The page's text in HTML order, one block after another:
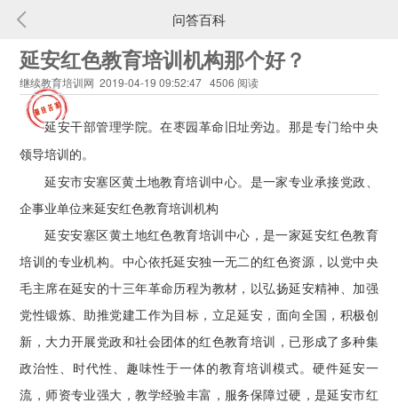
问答百科
延安红色教育培训机构那个好？
继续教育培训网 2019-04-19 09:52:47 4506 阅读
延安干部管理学院。在枣园革命旧址旁边。那是专门给中央
领导培训的。
延安市安塞区黄土地教育培训中心。是一家专业承接党政、
企事业单位来延安红色教育培训机构
延安安塞区黄土地红色教育培训中心，是一家延安红色教育
培训的专业机构。中心依托延安独一无二的红色资源，以党中央
毛主席在延安的十三年革命历程为教材，以弘扬延安精神、加强
党性锻炼、助推党建工作为目标，立足延安，面向全国，积极创
新，大力开展党政和社会团体的红色教育培训，已形成了多种集
政治性、时代性、趣味性于一体的教育培训模式。硬件延安一
流，师资专业强大，教学经验丰富，服务保障过硬，是延安市红